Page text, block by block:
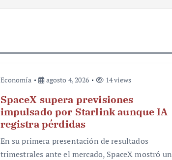
Economía agosto 4, 2026 14 views
SpaceX supera previsiones
impulsado por Starlink aunque IA
registra pérdidas
En su primera presentación de resultados
trimestrales ante el mercado, SpaceX mostró un